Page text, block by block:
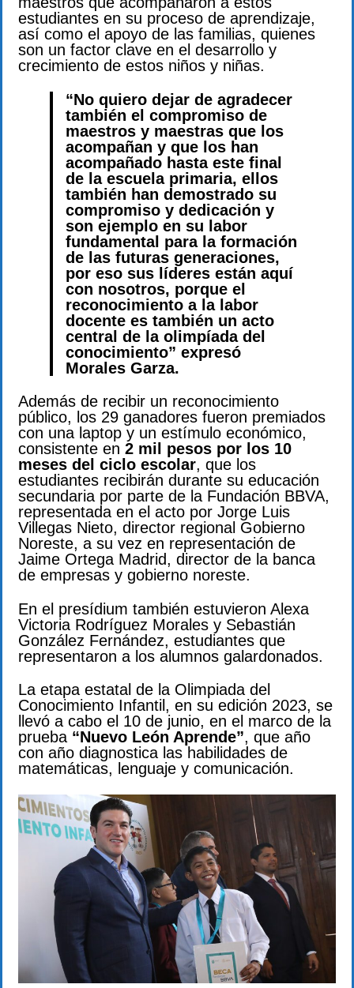
estudiantes en su proceso de aprendizaje,
así como el apoyo de las familias, quienes
son un factor clave en el desarrollo y
crecimiento de estos niños y niñas.
“No quiero dejar de agradecer
también el compromiso de
maestros y maestras que los
acompañan y que los han
acompañado hasta este final
de la escuela primaria, ellos
también han demostrado su
compromiso y dedicación y
son ejemplo en su labor
fundamental para la formación
de las futuras generaciones,
por eso sus líderes están aquí
con nosotros, porque el
reconocimiento a la labor
docente es también un acto
central de la olimpíada del
conocimiento” expresó
Morales Garza.
Además de recibir un reconocimiento
público, los 29 ganadores fueron premiados
con una laptop y un estímulo económico,
consistente en 2 mil pesos por los 10
meses del ciclo escolar, que los
estudiantes recibirán durante su educación
secundaria por parte de la Fundación BBVA,
representada en el acto por Jorge Luis
Villegas Nieto, director regional Gobierno
Noreste, a su vez en representación de
Jaime Ortega Madrid, director de la banca
de empresas y gobierno noreste.
En el presídium también estuvieron Alexa
Victoria Rodríguez Morales y Sebastián
González Fernández, estudiantes que
representaron a los alumnos galardonados.
La etapa estatal de la Olimpiada del
Conocimiento Infantil, en su edición 2023, se
llevó a cabo el 10 de junio, en el marco de la
prueba “Nuevo León Aprende”, que año
con año diagnostica las habilidades de
matemáticas, lenguaje y comunicación.